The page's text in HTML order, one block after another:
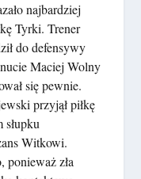
najbardziej
Tyrki. Trener
do defensywy
Maciej Wolny
się pewnie.
przyjął piłkę
Witkowi.
ponieważ zła